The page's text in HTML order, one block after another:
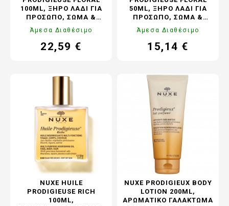
100ML, ΞΗΡΌ ΛΆΔΙ ΓΙΑ
ΠΡΌΣΩΠΟ, ΣΏΜΑ &
ΜΑΛΛΙΆ
Άμεσα Διαθέσιμο
Τιμή
22,59 €
50ML, ΞΗΡΌ ΛΆΔΙ ΓΙΑ
ΠΡΌΣΩΠΟ, ΣΏΜΑ &
ΜΑΛΛΙΆ
Άμεσα Διαθέσιμο
Τιμή
15,14 €
NUXE HUILE
PRODIGIEUSE RICH
100ML,
NUXE PRODIGIEUX BODY
LOTION 200ML,
ΑΡΩΜΑΤΙΚΌ ΓΑΛΆΚΤΩΜΑ